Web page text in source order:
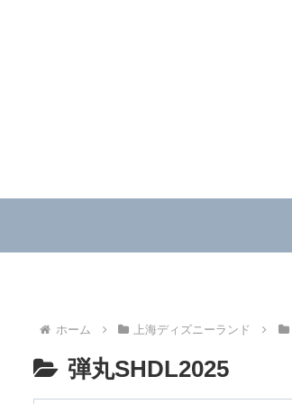
ホーム 上海ディズニーランド
弾丸SHDL2025